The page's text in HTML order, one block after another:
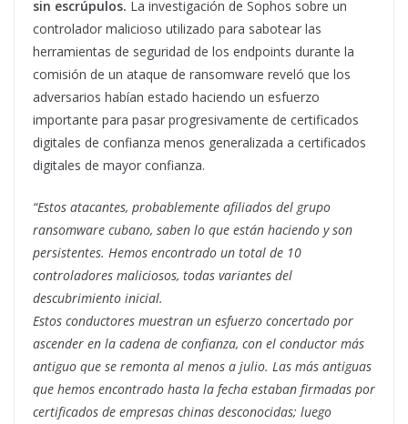
sin escrúpulos. La investigación de Sophos sobre un
controlador malicioso utilizado para sabotear las
herramientas de seguridad de los endpoints durante la
comisión de un ataque de ransomware reveló que los
adversarios habían estado haciendo un esfuerzo
importante para pasar progresivamente de certificados
digitales de confianza menos generalizada a certificados
digitales de mayor confianza.
“Estos atacantes, probablemente afiliados del grupo
ransomware cubano, saben lo que están haciendo y son
persistentes. Hemos encontrado un total de 10
controladores maliciosos, todas variantes del
descubrimiento inicial.
Estos conductores muestran un esfuerzo concertado por
ascender en la cadena de confianza, con el conductor más
antiguo que se remonta al menos a julio. Las más antiguas
que hemos encontrado hasta la fecha estaban firmadas por
certificados de empresas chinas desconocidas; luego